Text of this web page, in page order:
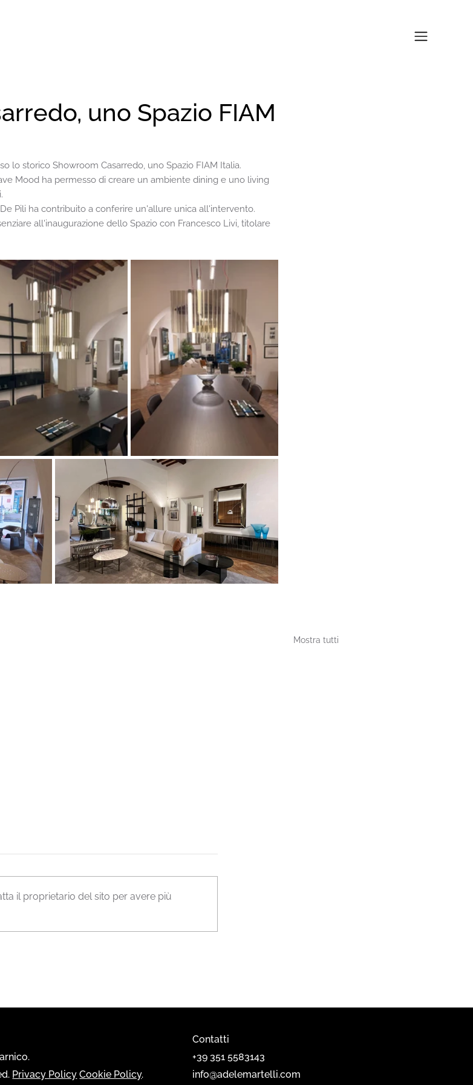
uno Spazio FIAM
lo storico Showroom Casarredo, uno Spazio FIAM Italia.
Mood ha permesso di creare un ambiente dining e uno living
Pili ha contribuito a conferire un'allure unica all'intervento.
all'inaugurazione dello Spazio con Francesco Livi, titolare
Mostra tutti
Collezione Emmemobili
il proprietario del sito per avere più
Privacy Policy Cookie Policy.
Contatti
+39 351 5583143
info@adelemartelli.com